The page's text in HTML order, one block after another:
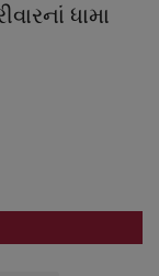
ધામા